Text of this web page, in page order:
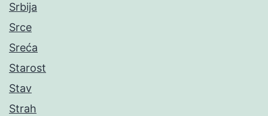
Srbija
Srce
Sreća
Starost
Stav
Strah